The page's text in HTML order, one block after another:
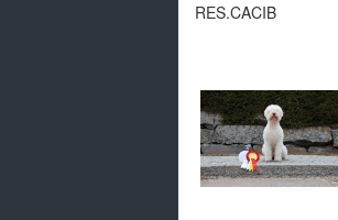
RES.CACIB